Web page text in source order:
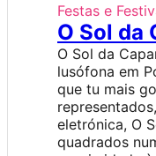
Festas e
O Sol da
O Sol da
lusófona em
que tu mais
eletrónica, O
quadrados